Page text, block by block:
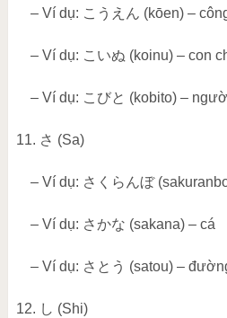
– Ví dụ: こうえん (kōen) –
– Ví dụ: こいぬ (koinu) – con
– Ví dụ: こびと (kobito) –
11. さ (Sa)
– Ví dụ: さくらんぼ
– Ví dụ: さかな (sakana) – cá
– Ví dụ: さとう (satou) –
12. し (Shi)